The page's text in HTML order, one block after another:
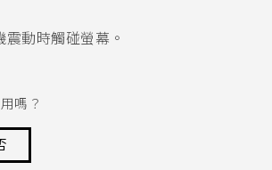
動時觸碰螢幕。
嗎？